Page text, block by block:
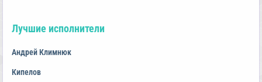
Лучшие исполнители
Андрей Климнюк
Кипелов